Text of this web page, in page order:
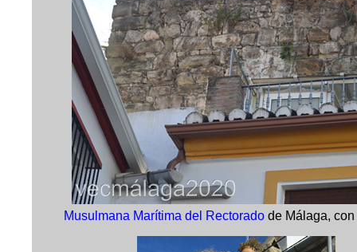
Musulmana Marítima del Rectorado de Málaga,